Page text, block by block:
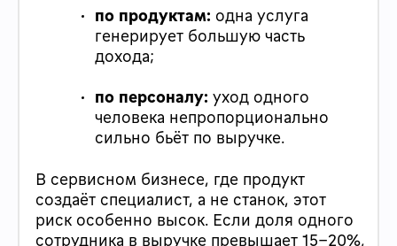
по продуктам: одна услуга
генерирует большую часть
дохода;
по персоналу: уход одного
человека непропорционально
сильно бьёт по выручке.
В сервисном бизнесе, где продукт
создаёт специалист, а не станок, этот
риск особенно высок. Если доля одного
сотрудника в выручке превышает 15–20%,